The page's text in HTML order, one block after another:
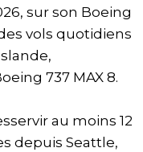
sur son Boeing
vols quotidiens
737 MAX 8.
au moins 12
depuis Seattle,